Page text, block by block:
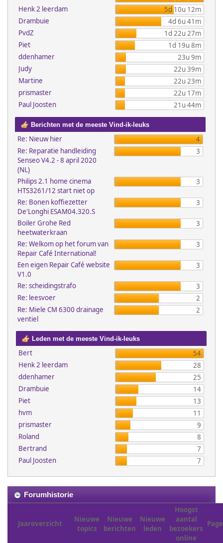
Henk 2 leerdam
5d 10u 12m
Drambuie
4d 6u 41m
PvdZ
1d 22u 27m
Piet
1d 19u 8m
ddenhamer
23u 9m
Judy
22u 39m
Martine
22u 23m
prismaster
22u 17m
Paul Joosten
21u 44m
Berichten met de meeste Vind-ik-leuks
Re: Nieuw hier
4
Re: Reparatie handleiding
Senseo V4.2 - 8 april 2020
(NL)
3
Philips 2.1 home cinema
HTS3261/12 start niet op
3
Re: Bonen koffiezetter
De'Longhi ESAM04.320.S
3
Boiler Grohe Red
heetwaterkraan
3
Re: Welkom op het forum van
Repair Café International!
3
Een eigen Repair Café website
V1.0
3
Re: scheidingstrafo
3
Re: leesvoer
2
Re: Miele CM 6300 drainage
ventiel
2
Leden met de meeste Vind-ik-leuks
Bert
54
Henk 2 leerdam
28
ddenhamer
25
Drambuie
14
Piet
13
hvm
11
prismaster
9
Roland
8
Bertrand
7
Paul Joosten
7
Forumhistorie
Jaaroverzicht
Nieuwe
topics
Nieuwe
berichten
Nieuwe
leden
Hoogst
aantal
bezoekers
online